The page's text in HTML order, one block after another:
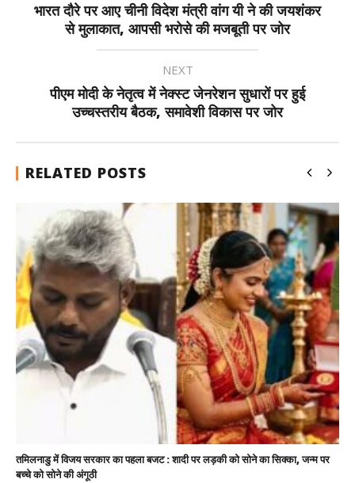
भारत दौरे पर आए चीनी विदेश मंत्री वांग यी ने की जयशंकर
से मुलाकात, आपसी भरोसे की मजबूती पर जोर
NEXT
पीएम मोदी के नेतृत्व में नेक्स्ट जेनरेशन सुधारों पर हुई
उच्चस्तरीय बैठक, समावेशी विकास पर जोर
RELATED POSTS
तमिलनाडु में विजय सरकार का पहला बजट : शादी पर लड़की को सोने का सिक्का, जन्म पर
बच्चे को सोने की अंगूठी